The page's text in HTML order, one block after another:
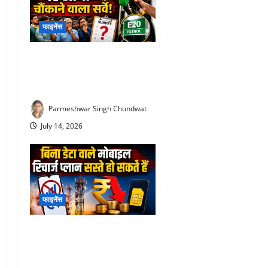
फाइनेंस
Parmeshwar Singh Chundwat
July 14, 2026
फाइनेंस